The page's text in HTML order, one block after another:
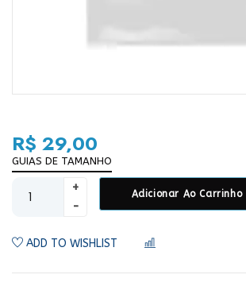
R$ 29,00
GUIAS DE TAMANHO
Adicionar Ao Carrinho
ADD TO WISHLIST